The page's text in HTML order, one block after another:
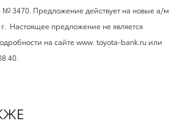
№ 3470. Предложение действует на новые а/м
Настоящее предложение не является
на сайте www. toyota-bank.ru или
40.